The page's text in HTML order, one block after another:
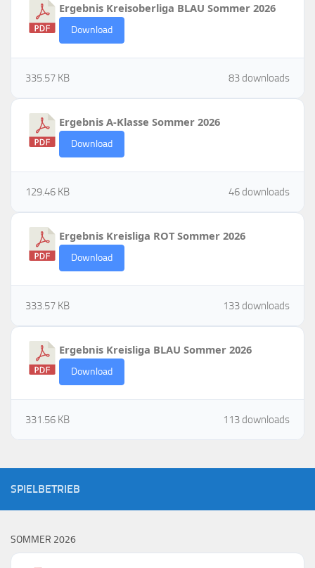
Ergebnis Kreisoberliga BLAU Sommer 2026
Download
83 downloads
335.57 KB
Ergebnis A-Klasse Sommer 2026
Download
46 downloads
129.46 KB
Ergebnis Kreisliga ROT Sommer 2026
Download
133 downloads
333.57 KB
Ergebnis Kreisliga BLAU Sommer 2026
Download
113 downloads
331.56 KB
SPIELBETRIEB
SOMMER 2026